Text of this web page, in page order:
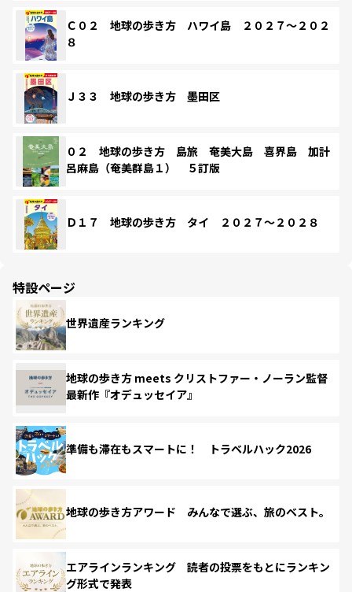
Ｃ０２ 地球の歩き方 ハワイ島 ２０２７～２０２
８
Ｊ３３ 地球の歩き方 墨田区
０２ 地球の歩き方 島旅 奄美大島 喜界島 加計
呂麻島（奄美群島１） ５訂版
Ｄ１７ 地球の歩き方 タイ ２０２７～２０２８
特設ページ
世界遺産ランキング
地球の歩き方 meets クリストファー・ノーラン監督
最新作『オデュッセイア』
準備も滞在もスマートに！ トラベルハック2026
地球の歩き方アワード みんなで選ぶ、旅のベスト。
エアラインランキング 読者の投票をもとにランキン
グ形式で発表